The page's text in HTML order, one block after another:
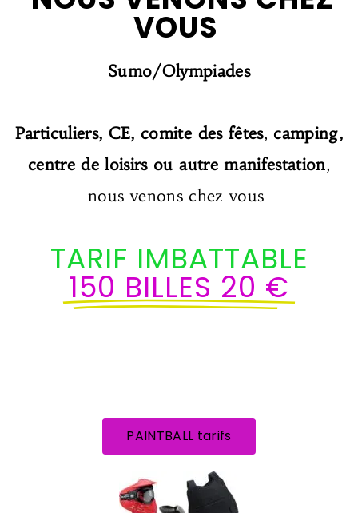
VOUS
Sumo/Olympiades
Particuliers, CE, comite des fêtes, camping,
centre de loisirs ou autre manifestation,
nous venons chez vous
TARIF IMBATTABLE
150 BILLES 20 €
PAINTBALL tarifs